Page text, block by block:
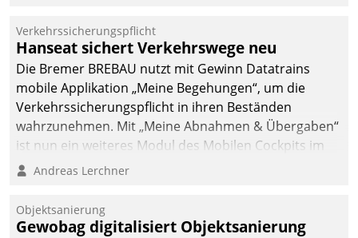
Verkehrssicherungspflicht
Hanseat sichert Verkehrswege neu
Die Bremer BREBAU nutzt mit Gewinn Datatrains
mobile Applikation „Meine Begehungen“, um die
Verkehrssicherungspflicht in ihren Beständen
wahrzunehmen. Mit „Meine Abnahmen & Übergaben“
ist nun ein weiteres Modul des Mobilen Cockpits im
Einsatz.
Andreas Lerchner
Objektsanierung
Gewobag digitalisiert Objektsanierung